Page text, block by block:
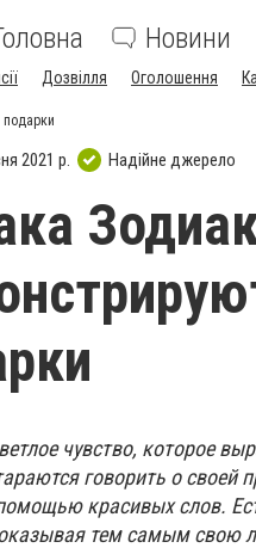
Новини
Дозвілля Оголошення
2021 р. Надійне джерело
чувство, которое
говорить о своей
красивых слов.
тем самым свою